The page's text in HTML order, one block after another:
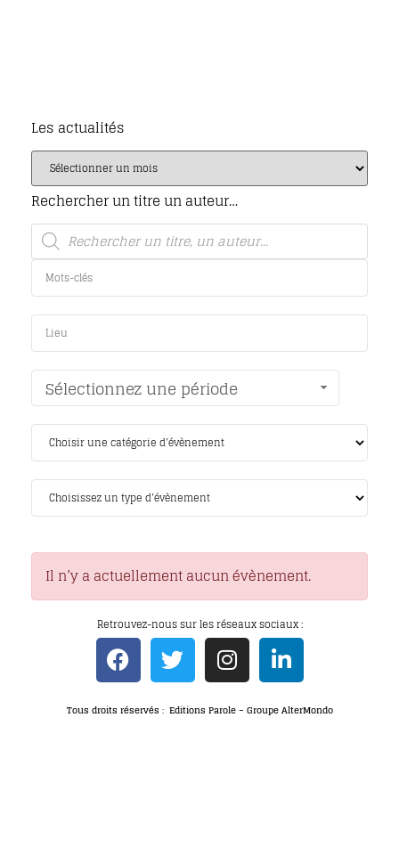
Les actualités
Rechercher un titre un auteur…
Sélectionnez une période
Il n’y a actuellement aucun évènement.
Retrouvez-nous sur les réseaux sociaux :
Tous droits réservés : Editions Parole – Groupe AlterMondo